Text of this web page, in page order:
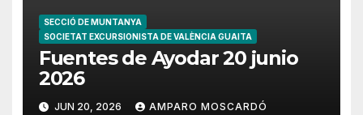
SECCIÓ DE MUNTANYA
SOCIETAT EXCURSIONISTA DE VALÈNCIA GUAITA
Fuentes de Ayodar 20 junio
2026
JUN 20, 2026 AMPARO MOSCARDÓ